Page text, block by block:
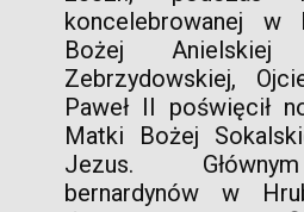
koncelebrowanej w
Bożej
Zebrzydowskiej,
Paweł II poświęcił
Matki Bożej
Jezus.
bernardynów w